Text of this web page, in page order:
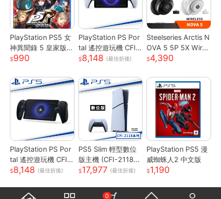
0
PlayStation PS5 女
神異聞錄 5 皇家版 P
5R 中文版
990
PlayStation PS Por
tal 遙控遊玩機 CFI-
Y1018 白色 (台灣公
8,148 (最佳折後)
Steelseries Arctis N
OVA 5 5P 5X Wirel
ess 無線電競耳機 P
n
4,390
PlayStation PS Por
tal 遙控遊玩機 CFI-
Y101801 午夜黑 (台
8,148 (最佳折後)
PS5 Slim 輕型數位
版主機 (CFI-2118B
01) 台灣公司貨
17,977 (最佳折後)
PlayStation PS5 漫
威蜘蛛人2 中文版
1,190